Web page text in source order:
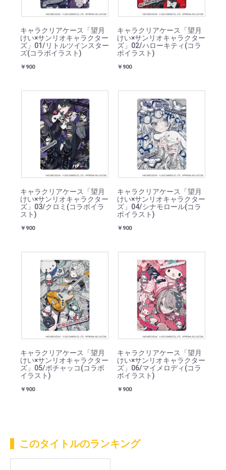
キャラクリアケース「望月
けい×サンリオキャラクター
ズ」01/リトルツインスター
ズ(コラボイラスト)
￥900
キャラクリアケース「望月
けい×サンリオキャラクター
ズ」02/ハローキティ(コラ
ボイラスト)
￥900
キャラクリアケース「望月
けい×サンリオキャラクター
ズ」03/クロミ(コラボイラ
スト)
￥900
キャラクリアケース「望月
けい×サンリオキャラクター
ズ」04/シナモロール(コラ
ボイラスト)
￥900
キャラクリアケース「望月
けい×サンリオキャラクター
ズ」05/ポチャッコ(コラボ
イラスト)
￥900
キャラクリアケース「望月
けい×サンリオキャラクター
ズ」06/マイメロディ(コラ
ボイラスト)
￥900
このタイトルのランキング